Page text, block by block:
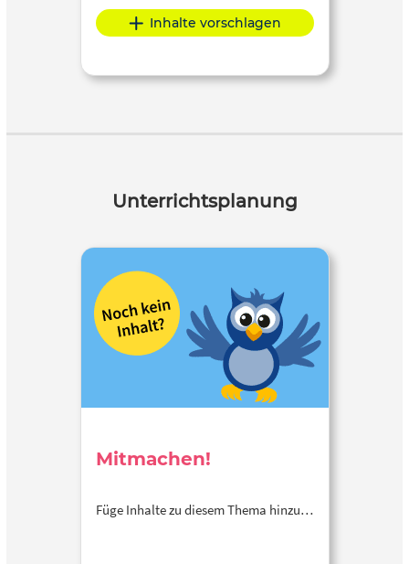
Inhalte vorschlagen
Unterrichtsplanung
Mitmachen!
Füge Inhalte zu diesem Thema hinzu…